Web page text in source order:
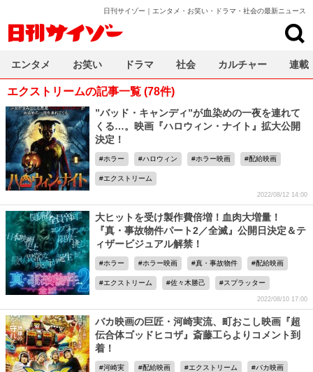
日刊サイゾー｜エンタメ・お笑い・ドラマ・社会の最新ニュース
エクストリームの記事一覧 (78件)
”バッド・キャンディ”が血染めの一夜を連れて
くる…。映画『ハロウィン・ナイト』拡大公開
決定！
ホラー ハロウィン ホラー映画 配給映画
エクストリーム
2022/08/12 14:00
大ヒットを受け製作費倍増！血肉大増量！
『真・事故物件パート2／全滅』公開日決定＆テ
ィザービジュアル解禁！
ホラー ホラー映画 真・事故物件 配給映画
エクストリーム 佐々木勝己 スプラッター
2022/08/10 17:00
バカ映画の巨匠・河崎実流、町おこし映画『超
伝合体ゴッドヒコザ』斎藤工らよりコメント到
着！
河崎実 配給映画 エクストリーム バカ映画
エンタメ お笑い ドラマ 社会 カルチャー 連載